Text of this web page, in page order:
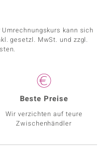
kann sich
gesetzl. MwSt. und zzgl.
Beste Preise
Wir verzichten auf teure
Zwischenhändler